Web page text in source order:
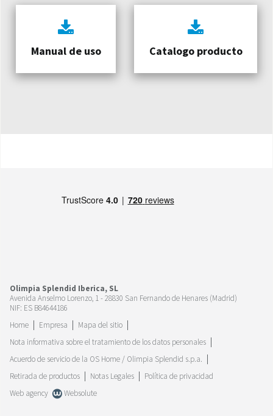
Manual de uso Catalogo producto
Olimpia Splendid Iberica, SL
Avenida Anselmo Lorenzo, 1 - 28830 San Fernando de Henares (Madrid)
NIF: ES B84644186
Home
Empresa
Mapa del sitio
Nota informativa sobre el tratamiento de los datos personales
Acuerdo de servicio de la OS Home / Olimpia Splendid s.p.a.
Retirada de productos
Notas Legales
Política de privacidad
Web agency
Websolute